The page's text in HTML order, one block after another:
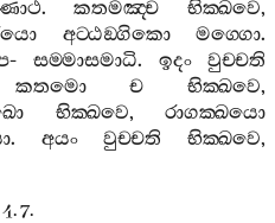
.කතමඤ‍්ච භික‍්ඛවෙ,
අට‍්ඨඞ‍්ගිකො මග‍්ගො.
-සම‍්මාසමාධි. ඉදං
වුච‍්චති
කතමො ච භික‍්ඛවෙ,
භික‍්ඛවෙ, රාගක‍්ඛයො
. අයං වුච‍්චති භික‍්ඛවෙ,
7.